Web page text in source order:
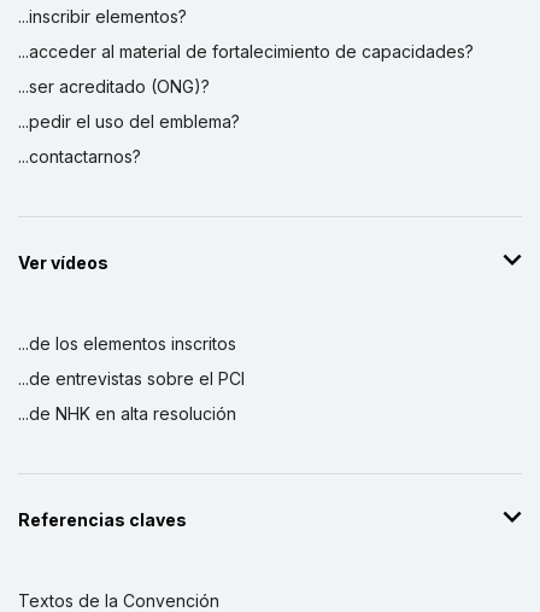
...inscribir elementos?
...acceder al material de fortalecimiento de capacidades?
...ser acreditado (ONG)?
...pedir el uso del emblema?
...contactarnos?
Ver vídeos
...de los elementos inscritos
...de entrevistas sobre el PCI
...de NHK en alta resolución
Referencias claves
Textos de la Convención